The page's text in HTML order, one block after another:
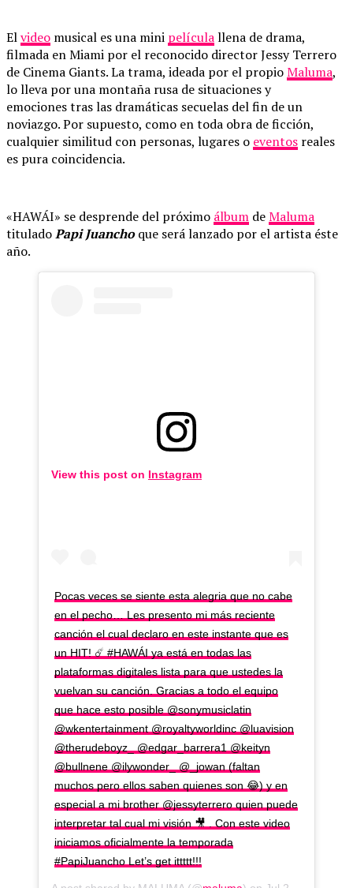
Elvideo musical es una mini películallena de drama,
filmada en Miami por el reconocido director Jessy Terrero
de Cinema Giants. La trama, ideada por el propioMaluma,
lo lleva por una montaña rusa de situaciones y
emociones tras las dramáticas secuelas del fin de un
noviazgo. Por supuesto, como en toda obra de ficción,
cualquier similitud con personas, lugares o eventos reales
es pura coincidencia.
«HAWÁI» se desprende del próximo álbum deMaluma
tituladoPapi Juanchoque será lanzado por el artista éste
año.
View this post on Instagram
Pocas veces se siente esta alegria que no cabe
en el pecho… Les presento mi más reciente
canción el cual declaro en este instante que es
un HIT! ☄️ #HAWÁI ya está en todas las
plataformas digitales lista para que ustedes la
vuelvan su canción. Gracias a todo el equipo
que hace esto posible @sonymusiclatin
@wkentertainment @royaltyworldinc @luavision
@therudeboyz_ @edgar_barrera1 @keityn
@bullnene @ilywonder_ @_jowan (faltan
muchos pero ellos saben quienes son 😂) y en
especial a mi brother @jessyterrero quien puede
interpretar tal cual mi visión 🎥 . Con este video
iniciamos oficialmente la temporada
#PapiJuancho Let’s get ittttt!!!